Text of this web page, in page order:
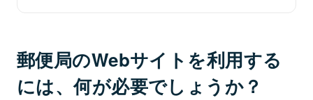
郵便局のWebサイトを利用する
には、何が必要でしょうか？